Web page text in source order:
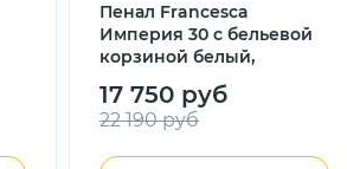
Пенал Francesca
Империя 30 с бельевой
корзиной белый,
правый, с подсветкой
17 750 руб
22 190 руб